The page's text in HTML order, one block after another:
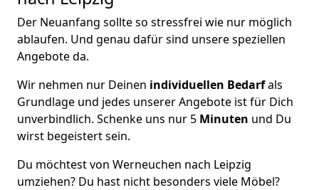
Der Neuanfang sollte so stressfrei wie nur möglich
ablaufen. Und genau dafür sind unsere speziellen
Angebote da.
Wir nehmen nur Deinen individuellen Bedarfals
Grundlage und jedes unserer Angebote ist für Dich
unverbindlich. Schenke uns nur 5 Minuten und Du
wirst begeistert sein.
Du möchtest von Werneuchen nach Leipzig
umziehen? Du hast nicht besonders viele Möbel?